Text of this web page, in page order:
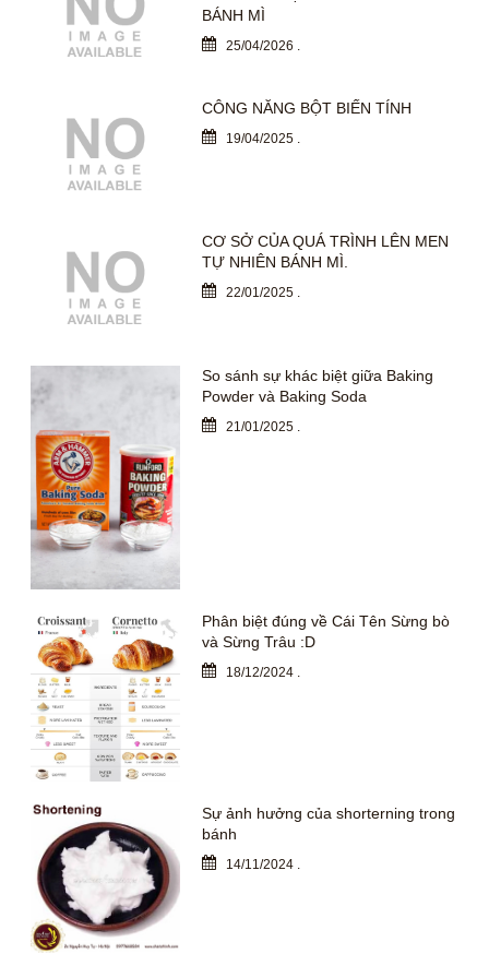
BÁNH MÌ
25/04/2026 .
CÔNG NĂNG BỘT BIẾN TÍNH
19/04/2025
CƠ SỞ CỦA QUÁ TRÌNH LÊN MEN
TỰ NHIÊN BÁNH MÌ.
22/01/2025 .
So sánh sự khác biệt giữa Baking
Powder và Baking Soda
21/01/2025 .
Phân biệt đúng về Cái Tên Sừng bò
và Sừng Trâu :D
18/12/2024 .
Sự ảnh hưởng của shorterning trong
bánh
14/11/2024 .